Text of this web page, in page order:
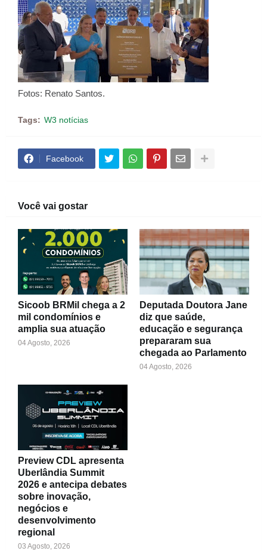
Fotos: Renato Santos.
Tags: W3 notícias
Facebook
Você vai gostar
Sicoob BRMil chega a 2
mil condomínios e
amplia sua atuação
04 Agosto, 2026
Deputada Doutora Jane
diz que saúde,
educação e segurança
prepararam sua
chegada ao Parlamento
04 Agosto, 2026
Preview CDL apresenta
Uberlândia Summit
2026 e antecipa debates
sobre inovação,
negócios e
desenvolvimento
regional
03 Agosto, 2026